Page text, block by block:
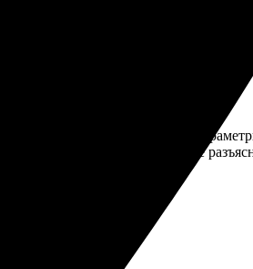
его на сайт и указала
ответила на вопросы, все